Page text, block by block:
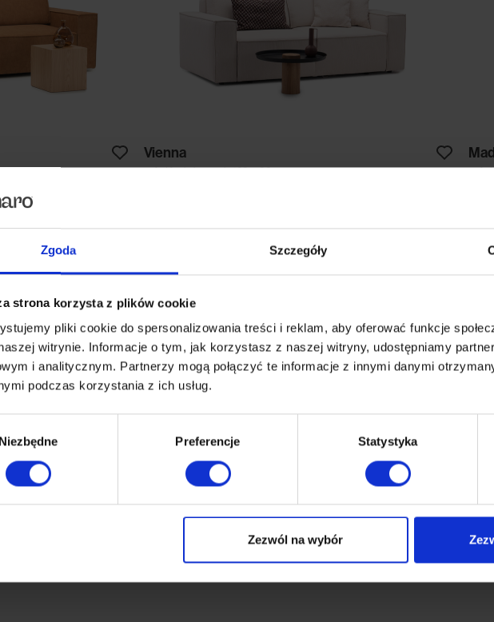
Zgoda Szczegóły
strona korzysta z plików cookie
pliki cookie do spersonalizowania treści i reklam, aby oferować funkcje
witrynie. Informacje o tym, jak korzystasz z naszej witryny, udostępniamy
i analitycznym. Partnerzy mogą połączyć te informacje z innymi danymi
podczas korzystania z ich usług.
Niezbędne Preferencje Statystyka
Zezwól na wybór
Vienna
sofa | funkcja spania 160x200 sofa
Madera Soft
sofa | funkcja spania 140x200 sofa |